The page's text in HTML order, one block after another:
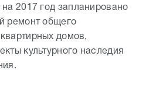
2017 год запланировано
ремонт общего
домов,
культурного наследия